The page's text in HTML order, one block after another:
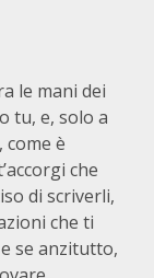
le mani dei
tu, e, solo a
è
che
di scriverli,
che ti
se anzitutto,